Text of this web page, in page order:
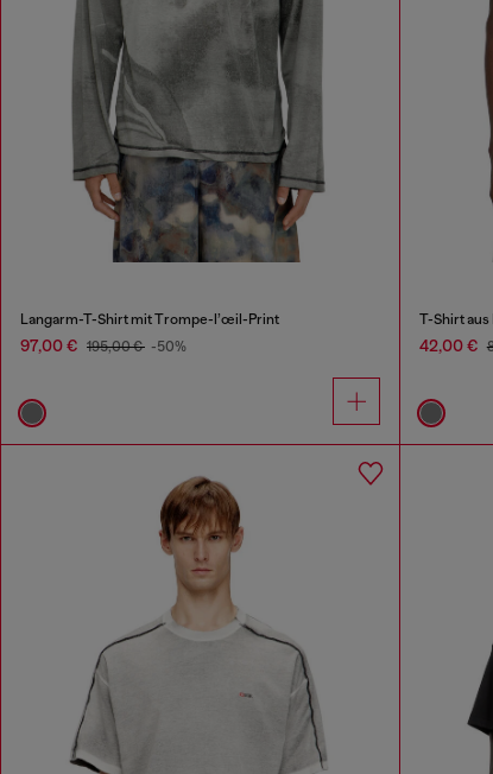
Langarm-T-Shirt mit Trompe-l’œil-Print
97,00 € 195,00 € -50% 42,00 €